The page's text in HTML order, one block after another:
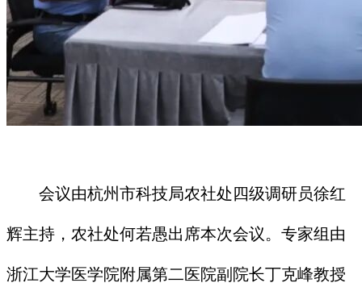
会议由杭州市科技局农社处四级调研员徐红
辉主持，农社处何若愚出席本次会议。专家组由
浙江大学医学院附属第二医院副院长丁克峰教授